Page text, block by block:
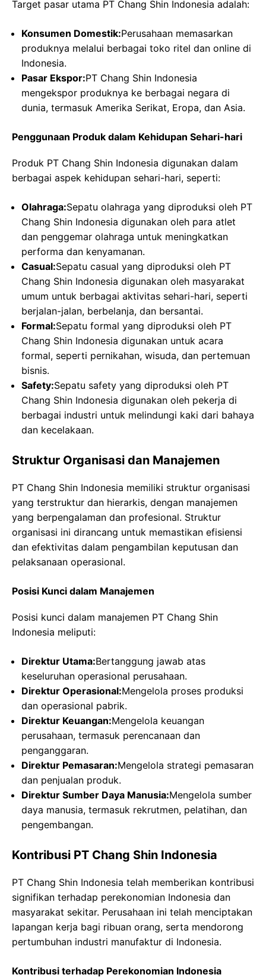
Target pasar utama PT Chang Shin Indonesia adalah:
Konsumen Domestik:Perusahaan memasarkan
produknya melalui berbagai toko ritel dan online di
Indonesia.
Pasar Ekspor:PT Chang Shin Indonesia
mengekspor produknya ke berbagai negara di
dunia, termasuk Amerika Serikat, Eropa, dan Asia.
Penggunaan Produk dalam Kehidupan Sehari-hari
Produk PT Chang Shin Indonesia digunakan dalam
berbagai aspek kehidupan sehari-hari, seperti:
Olahraga:Sepatu olahraga yang diproduksi oleh PT
Chang Shin Indonesia digunakan oleh para atlet
dan penggemar olahraga untuk meningkatkan
performa dan kenyamanan.
Casual:Sepatu casual yang diproduksi oleh PT
Chang Shin Indonesia digunakan oleh masyarakat
umum untuk berbagai aktivitas sehari-hari, seperti
berjalan-jalan, berbelanja, dan bersantai.
Formal:Sepatu formal yang diproduksi oleh PT
Chang Shin Indonesia digunakan untuk acara
formal, seperti pernikahan, wisuda, dan pertemuan
bisnis.
Safety:Sepatu safety yang diproduksi oleh PT
Chang Shin Indonesia digunakan oleh pekerja di
berbagai industri untuk melindungi kaki dari bahaya
dan kecelakaan.
Struktur Organisasi dan Manajemen
PT Chang Shin Indonesia memiliki struktur organisasi
yang terstruktur dan hierarkis, dengan manajemen
yang berpengalaman dan profesional. Struktur
organisasi ini dirancang untuk memastikan efisiensi
dan efektivitas dalam pengambilan keputusan dan
pelaksanaan operasional.
Posisi Kunci dalam Manajemen
Posisi kunci dalam manajemen PT Chang Shin
Indonesia meliputi:
Direktur Utama:Bertanggung jawab atas
keseluruhan operasional perusahaan.
Direktur Operasional:Mengelola proses produksi
dan operasional pabrik.
Direktur Keuangan:Mengelola keuangan
perusahaan, termasuk perencanaan dan
penganggaran.
Direktur Pemasaran:Mengelola strategi pemasaran
dan penjualan produk.
Direktur Sumber Daya Manusia:Mengelola sumber
daya manusia, termasuk rekrutmen, pelatihan, dan
pengembangan.
Kontribusi PT Chang Shin Indonesia
PT Chang Shin Indonesia telah memberikan kontribusi
signifikan terhadap perekonomian Indonesia dan
masyarakat sekitar. Perusahaan ini telah menciptakan
lapangan kerja bagi ribuan orang, serta mendorong
pertumbuhan industri manufaktur di Indonesia.
Kontribusi terhadap Perekonomian Indonesia